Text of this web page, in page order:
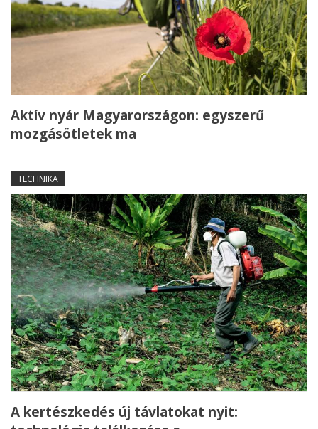
Aktív nyár Magyarországon: egyszerű
mozgásötletek ma
TECHNIKA
A kertészkedés új távlatokat nyit: